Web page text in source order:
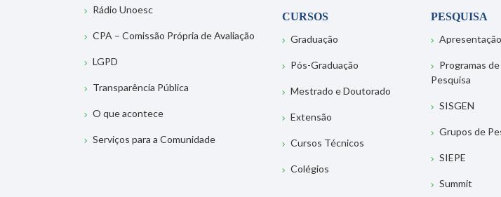
Rádio Unoesc
CPA – Comissão Própria de Avaliação
LGPD
Transparência Pública
O que acontece
Serviços para a Comunidade
CURSOS
Graduação
Pós-Graduação
Mestrado e Doutorado
Extensão
Cursos Técnicos
Colégios
PESQUISA
Apresentação
Programas
Pesquisa
SISGEN
Grupos de
SIEPE
Summit